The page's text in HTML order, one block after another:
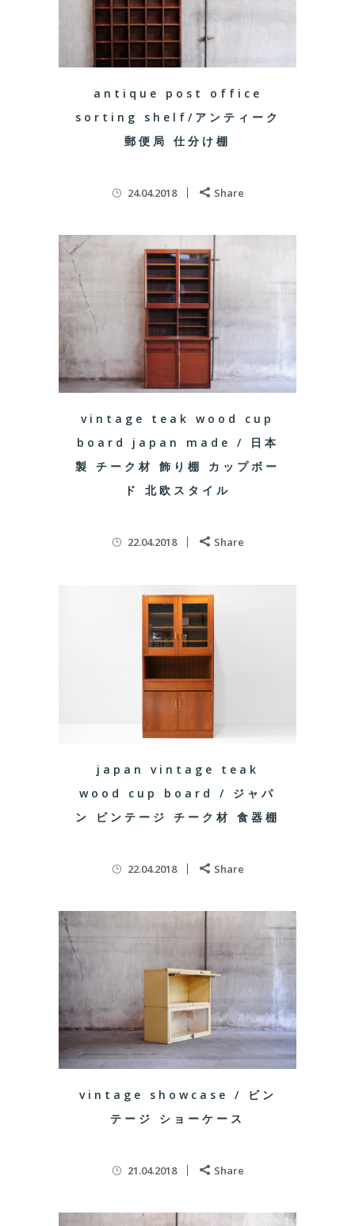
antique post office
sorting shelf/アンティーク
郵便局 仕分け棚
24.04.2018 Share
vintage teak wood cup
board japan made / 日本
製 チーク材 飾り棚 カップボー
ド 北欧スタイル
22.04.2018 Share
japan vintage teak
wood cup board / ジャパ
ン ビンテージ チーク材 食器棚
22.04.2018 Share
vintage showcase / ビン
テージ ショーケース
21.04.2018 Share